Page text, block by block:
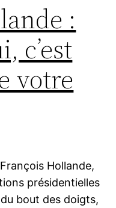
:
c’est
votre
Hollande,
présidentielles
bout des doigts,